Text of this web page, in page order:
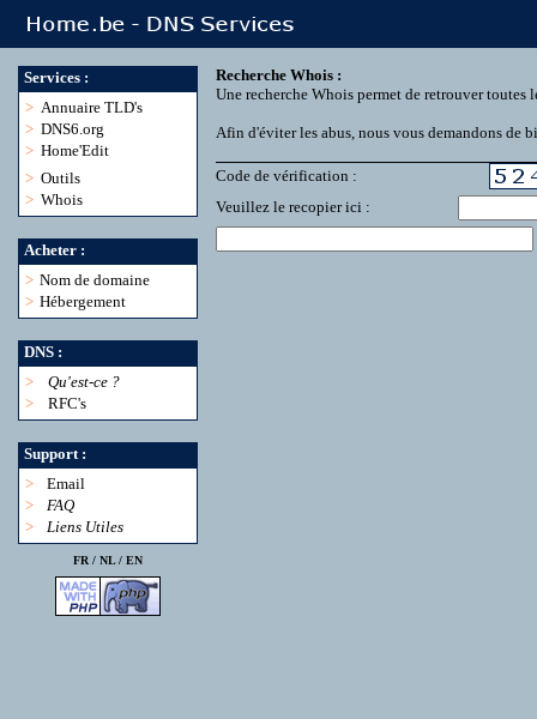
Services :
> Annuaire TLD's
> DNS6.org
> Home'Edit
> Outils
> Whois
Acheter :
> Nom de domaine
> Hébergement
DNS :
>
Qu'est-ce ?
>
RFC's
Support :
>
Email
>
FAQ
>
Liens Utiles
FR / NL/ EN
Recherche Whois :
Une recherche Whois permet de retrouver
Afin d'éviter les abus, nous vous demandons de
Code de vérification :
Veuillez le recopier ici :